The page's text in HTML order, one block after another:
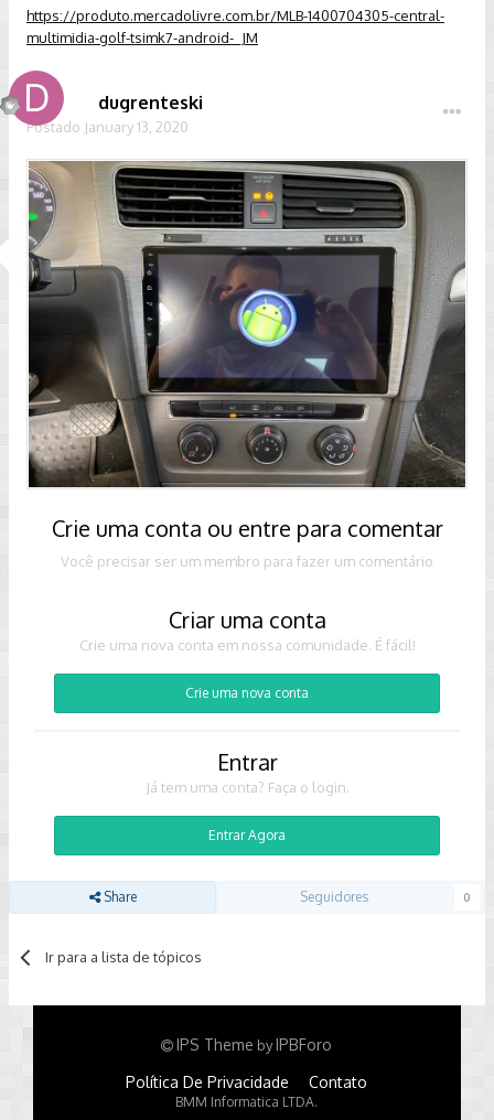
https://produto.mercadolivre.com.br/MLB-1400704305-central-
multimidia-golf-tsimk7-android-_JM
dugrenteski
Postado January 13, 2020
Crie uma conta ou entre para comentar
Você precisar ser um membro para fazer um comentário
Criar uma conta
Crie uma nova conta em nossa comunidade. É fácil!
Crie uma nova conta
Entrar
Já tem uma conta? Faça o login.
Entrar Agora
Share Seguidores 0
Ir para a lista de tópicos
IPS Theme byIPBForo
Política De Privacidade Contato
BMM Informatica LTDA.